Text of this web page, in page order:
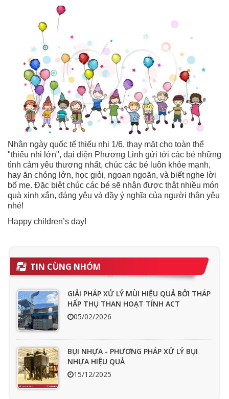
Nhân ngày quốc tế thiếu nhi 1/6, thay mặt cho toàn thể
"thiếu nhi lớn", đại diện Phương Linh gửi tới các bé những
tình cảm yêu thương nhất, chúc các bé luôn khỏe mạnh,
hay ăn chóng lớn, học giỏi, ngoan ngoãn, và biết nghe lời
bố mẹ. Đặc biệt chúc các bé sẽ nhận được thật nhiều món
quà xinh xắn, đáng yêu và đầy ý nghĩa của người thân yêu
nhé!
Happy children’s day!
TIN CÙNG NHÓM
GIẢI PHÁP XỬ LÝ MÙI HIỆU QUẢ BỞI THÁP
HẤP THỤ THAN HOẠT TÍNH ACT
05/02/2026
BỤI NHỰA - PHƯƠNG PHÁP XỬ LÝ BỤI
NHỰA HIỆU QUẢ
15/12/2025